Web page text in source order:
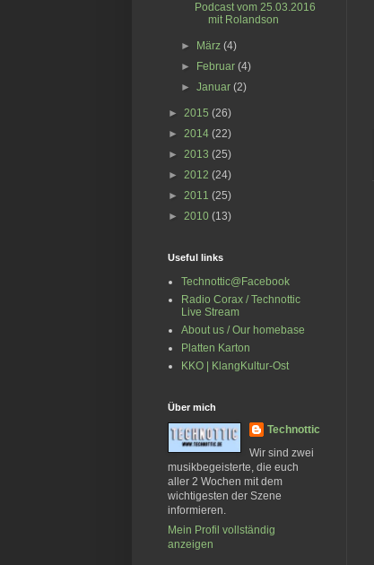
Podcast vom 25.03.2016
mit Rolandson
► März(4)
►
Februar(4)
►Januar(2)
► 2015 (26)
► 2014 (22)
► 2013 (25)
► 2012 (24)
► 2011 (25)
► 2010 (13)
Useful links
Technottic@Facebook
Radio Corax / Technottic
Live Stream
About us / Our homebase
Platten Karton
KKO | KlangKultur-Ost
Über mich
Technottic
Wir sind zwei
musikbegeisterte, die euch
aller 2 Wochen mit dem
wichtigesten der Szene
informieren.
Mein Profil vollständig
anzeigen